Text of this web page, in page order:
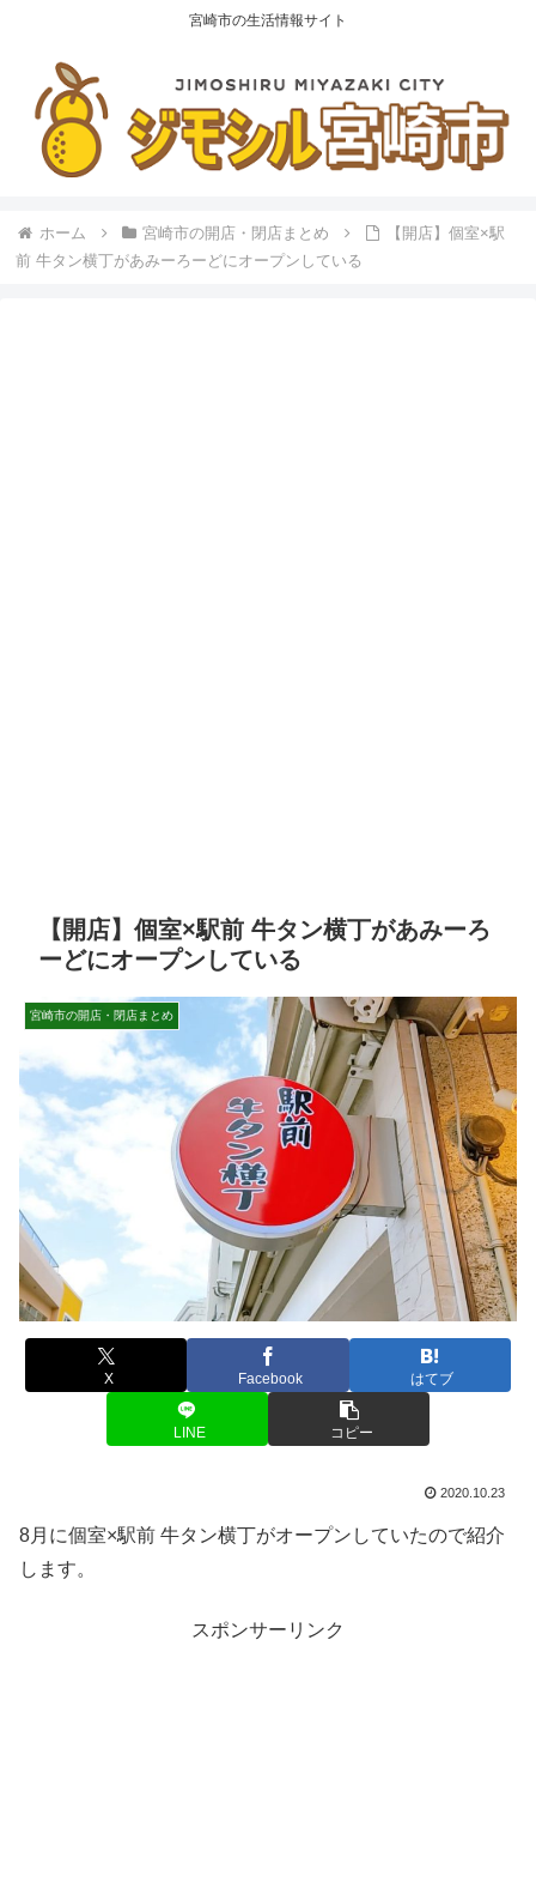
宮崎市の生活情報サイト
ホーム 宮崎市の開店・閉店まとめ
【開店】個室×駅
前 牛タン横丁があみーろーどにオープンしている
【開店】個室×駅前 牛タン横丁があみーろ
ーどにオープンしている
宮崎市の開店・閉店まとめ
X Facebook はてブ
LINE コピー
2020.10.23
8月に個室×駅前 牛タン横丁がオープンしていたので紹介
します。
スポンサーリンク